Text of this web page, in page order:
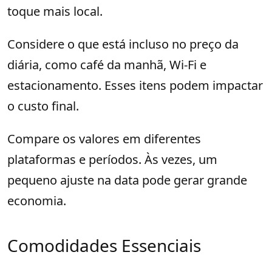
toque mais local.
Considere o que está incluso no preço da
diária, como café da manhã, Wi-Fi e
estacionamento. Esses itens podem impactar
o custo final.
Compare os valores em diferentes
plataformas e períodos. Às vezes, um
pequeno ajuste na data pode gerar grande
economia.
Comodidades Essenciais